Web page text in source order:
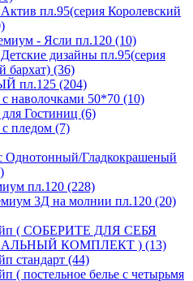
пл.95(серия Королевский
- Ясли пл.120 (10)
дизайны пл.95(серия
бархат) (36)
пл.125 (204)
с наволочками 50*70 (10)
Гостиниц (6)
с пледом (7)
Однотонный/Гладкокрашеный
пл.120 (228)
3Д на молнии пл.120 (20)
( СОБЕРИТЕ ДЛЯ СЕБЯ
КОМПЛЕКТ ) (13)
стандарт (44)
( постельное белье с четырьмя